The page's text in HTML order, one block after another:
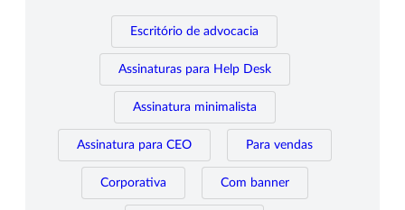
Escritório de advocacia
Assinaturas para Help Desk
Assinatura minimalista
Assinatura para CEO Para vendas
Corporativa Com banner